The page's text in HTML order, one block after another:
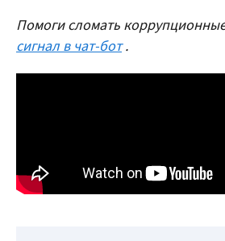
Помоги сломать
сигнал в чат-бот .